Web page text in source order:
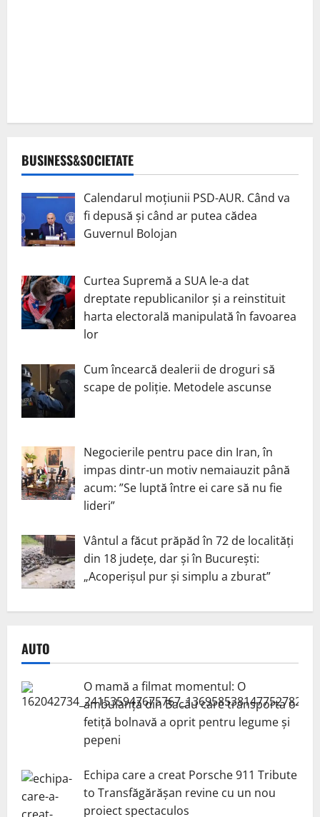
BUSINESS&SOCIETATE
Calendarul moțiunii PSD-AUR. Când va
fi depusă și când ar putea cădea
Guvernul Bolojan
Curtea Supremă a SUA le-a dat
dreptate republicanilor și a reinstituit
harta electorală manipulată în favoarea
lor
Cum încearcă dealerii de droguri să
scape de poliție. Metodele ascunse
Negocierile pentru pace din Iran, în
impas dintr-un motiv nemaiauzit până
acum: ”Se luptă între ei care să nu fie
lideri”
Vântul a făcut prăpăd în 72 de localități
din 18 județe, dar și în București:
„Acoperișul pur și simplu a zburat”
AUTO
O mamă a filmat momentul: O
ambulanță din Bacău care transporta o
fetiță bolnavă a oprit pentru legume și
pepeni
Echipa care a creat Porsche 911 Tribute
to Transfăgărășan revine cu un nou
proiect spectaculos